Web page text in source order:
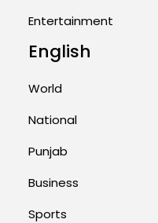
August 2,
Marry
August
Entertainment
English
World
National
Punjab
Business
Sports